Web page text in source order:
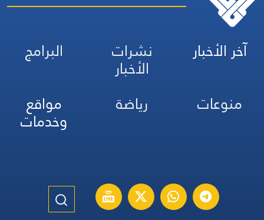
آخر الأخبار نشرات
الأخبار
البرامج
منوعات
رياضة مواقع
وخدمات